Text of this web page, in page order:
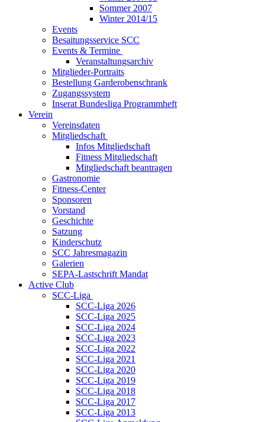
Sommer 2007
Winter 2014/15
Events
Besaitungsservice SCC
Events & Termine
Veranstaltungsarchiv
Mitglieder-Portraits
Bestellung Garderobenschrank
Zugangssystem
Inserat Bundesliga Programmheft
Verein
Vereinsdaten
Mitgliedschaft
Infos Mitgliedschaft
Fitness Mitgliedschaft
Mitgliedschaft beantragen
Gastronomie
Fitness-Center
Sponsoren
Vorstand
Geschichte
Satzung
Kinderschutz
SCC Jahresmagazin
Galerien
SEPA-Lastschrift Mandat
Active Club
SCC-Liga
SCC-Liga 2026
SCC-Liga 2025
SCC-Liga 2024
SCC-Liga 2023
SCC-Liga 2022
SCC-Liga 2021
SCC-Liga 2020
SCC-Liga 2019
SCC-Liga 2018
SCC-Liga 2017
SCC-Liga 2013